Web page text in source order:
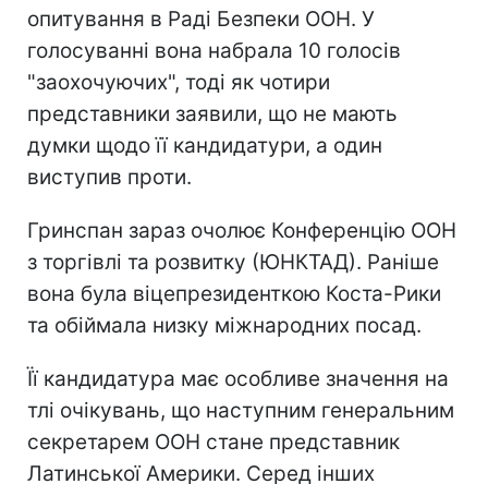
опитування в Раді Безпеки ООН. У
голосуванні вона набрала 10 голосів
"заохочуючих", тоді як чотири
представники заявили, що не мають
думки щодо її кандидатури, а один
виступив проти.
Гринспан зараз очолює Конференцію ООН
з торгівлі та розвитку (ЮНКТАД). Раніше
вона була віцепрезиденткою Коста-Рики
та обіймала низку міжнародних посад.
Її кандидатура має особливе значення на
тлі очікувань, що наступним генеральним
секретарем ООН стане представник
Латинської Америки. Серед інших